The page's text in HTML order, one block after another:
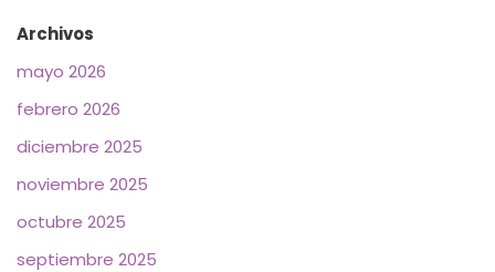
Archivos
mayo 2026
febrero 2026
diciembre 2025
noviembre 2025
octubre 2025
septiembre 2025